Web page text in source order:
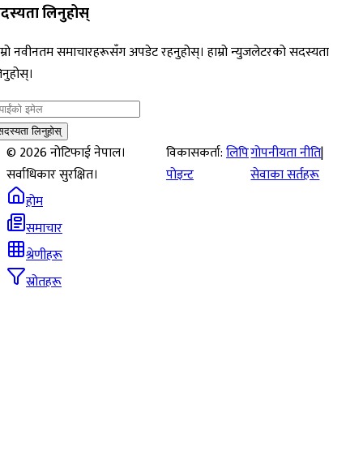
लिनुहोस्
नवीनतम समाचारहरूसँग अपडेट रहनुहोस्। हाम्रो न्युजलेटरको सदस्यता
लिनुहोस्
©2026नोटिफाई नेपाल।
सर्वाधिकार सुरक्षित।
विकासकर्ता:लिपि
पोइन्ट
गोपनीयता नीति|
सेवाका सर्तहरू
होम
समाचार
श्रेणीहरू
स्रोतहरू